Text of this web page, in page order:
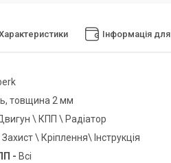
Інформація
товщина 2 мм
\ КПП \ Радіатор
Захист \ Кріплення\ Інструкція
- Всі